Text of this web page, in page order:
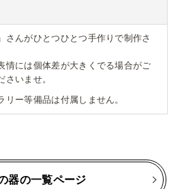
んがひとつひとつ手作りで制作さ
情には個体差が大きくでる場合がご
さいませ。
ー等備品は付属しません。
器の一覧ページ